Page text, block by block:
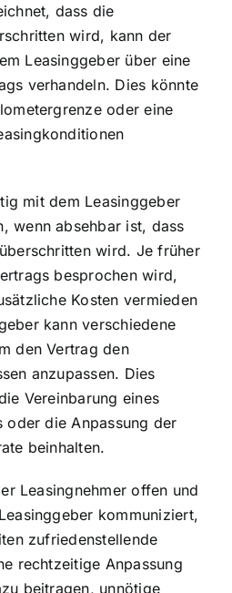
dass die
wird, kann der
Leasinggeber über eine
verhandeln. Dies könnte
oder eine
mit dem Leasinggeber
wenn absehbar ist, dass
wird. Je früher
besprochen wird,
Kosten vermieden
kann verschiedene
den Vertrag den
anzupassen. Dies
Vereinbarung eines
oder die Anpassung der
beinhalten.
Leasingnehmer offen und
kommuniziert,
zufriedenstellende
rechtzeitige Anpassung
beitragen, unnötige